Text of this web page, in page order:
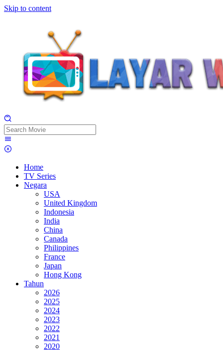
Skip to content
Home
TV Series
Negara
USA
United Kingdom
Indonesia
India
China
Canada
Philippines
France
Japan
Hong Kong
Tahun
2026
2025
2024
2023
2022
2021
2020